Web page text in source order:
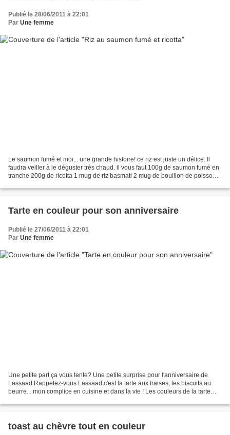
Publié le 28/06/2011 à 22:01
Par Une femme
Le saumon fumé et moi... une grande histoire! ce riz est juste un délice. Il
faudra veiller à le déguster très chaud. il vous faut 100g de saumon fumé en
tranche 200g de ricotta 1 mug de riz basmati 2 mug de bouillon de poisson
Tarte en couleur pour son anniversaire
Publié le 27/06/2011 à 22:01
Par Une femme
Une petite part ça vous tente? Une petite surprise pour l'anniversaire de
Lassaad Rappelez-vous Lassaad c'est la tarte aux fraises, les biscuits au
beurre... mon complice en cuisine et dans la vie ! Les couleurs de la tarte
toast au chèvre tout en couleur